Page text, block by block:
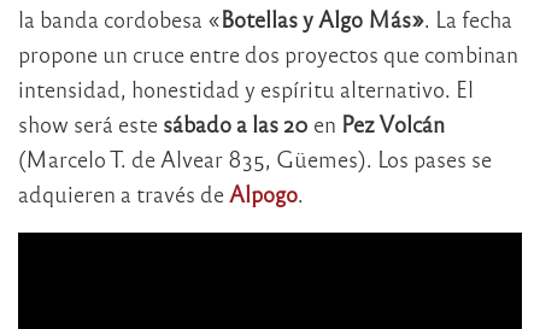
la banda cordobesa «Botellas y Algo Más». La fecha
propone un cruce entre dos proyectos que combinan
intensidad, honestidad y espíritu alternativo. El
show será este sábado a las 20 en Pez Volcán
(Marcelo T. de Alvear 835, Güemes). Los pases se
adquieren a través de Alpogo.